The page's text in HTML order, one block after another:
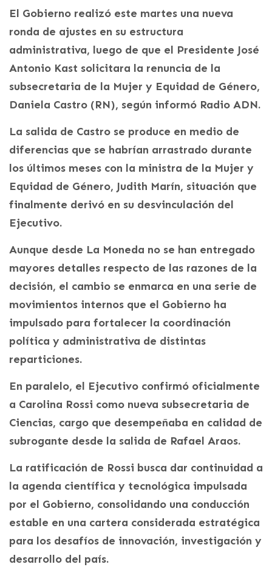
El Gobierno realizó este martes una nueva
ronda de ajustes en su estructura
administrativa, luego de que el Presidente José
Antonio Kast solicitara la renuncia de la
subsecretaria de la Mujer y Equidad de Género,
Daniela Castro (RN), según informó Radio ADN.
La salida de Castro se produce en medio de
diferencias que se habrían arrastrado durante
los últimos meses con la ministra de la Mujer y
Equidad de Género, Judith Marín, situación que
finalmente derivó en su desvinculación del
Ejecutivo.
Aunque desde La Moneda no se han entregado
mayores detalles respecto de las razones de la
decisión, el cambio se enmarca en una serie de
movimientos internos que el Gobierno ha
impulsado para fortalecer la coordinación
política y administrativa de distintas
reparticiones.
En paralelo, el Ejecutivo confirmó oficialmente
a Carolina Rossi como nueva subsecretaria de
Ciencias, cargo que desempeñaba en calidad de
subrogante desde la salida de Rafael Araos.
La ratificación de Rossi busca dar continuidad a
la agenda científica y tecnológica impulsada
por el Gobierno, consolidando una conducción
estable en una cartera considerada estratégica
para los desafíos de innovación, investigación y
desarrollo del país.